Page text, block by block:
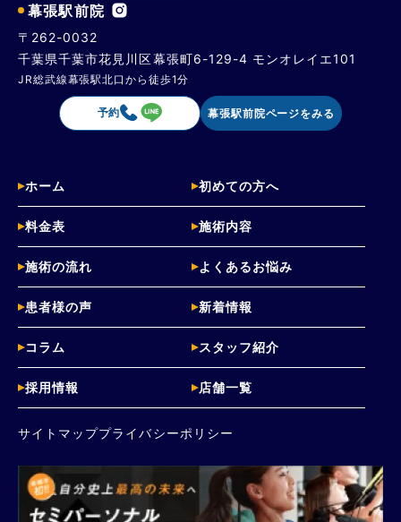
幕張駅前院
〒262-0032
千葉県千葉市花見川区幕張町6-129-4 モンオレイエ101
JR総武線幕張駅北口から徒歩1分
予約 幕張駅前院ページをみる
ホーム 初めての方へ
料金表 施術内容
施術の流れ よくあるお悩み
患者様の声 新着情報
コラム スタッフ紹介
採用情報 店舗一覧
サイトマッププライバシーポリシー